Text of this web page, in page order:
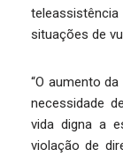
situações de
“O aumento
necessidade
vida digna a
violação de